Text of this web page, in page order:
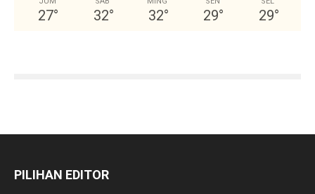
27° 32° 32° 29° 29°
PILIHAN EDITOR